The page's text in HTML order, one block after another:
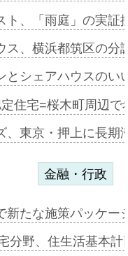
ト、「雨庭」の実
ス、横浜都筑区の
とシェアハウスの
住宅=桜木町周辺
、東京・押上に長
金融・行政
新たな施策パッケ
分野、住生活基本